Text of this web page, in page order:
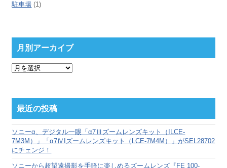
駐車場 (1)
月別アーカイブ
月
ー
カ
ブ
最近の投稿
ソニーα、デジタル一眼「α7Ⅲズームレンズキット（ILCE-
7M3M）」「α7ⅣIズームレンズキット（LCE-7M4M）」がSEL28702
にチェンジ！
ソニーから超望遠撮影を手軽に楽しめるズームレンズ『FE 100-